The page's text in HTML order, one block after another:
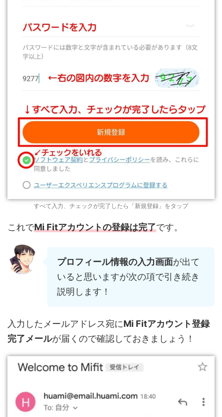
すべて入力、チェックが完了したら「新規登録」をタップ
これでMi Fitアカウントの登録は完了です。
プロフィール情報の入力画面が出て
いると思いますが次の項で引き続き
説明します！
入力したメールアドレス宛にMi Fitアカウント登録
完了メールが届くので確認しておきましょう！